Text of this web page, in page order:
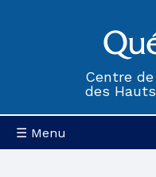
Centre
des
☰ Menu